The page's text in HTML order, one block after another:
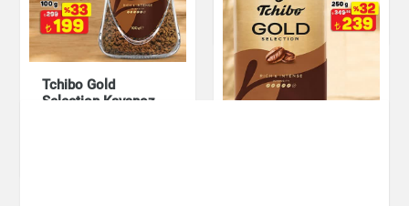
Çay & Kahve & Şeker
Tchibo Gold
Selection Kavanoz